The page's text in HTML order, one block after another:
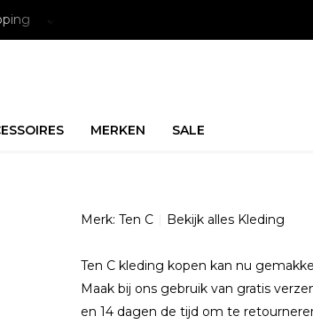
MERKEN SALE
Merk: Ten C Bekijk alles Kleding
Ten C kleding kopen kan nu
Maak bij ons gebruik van gratis
en 14 dagen de tijd om te